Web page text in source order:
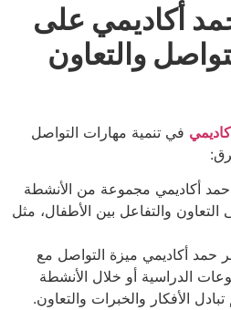
أكاديمي على
والتعاون
في تنمية مهارات التواصل
حمد أكاديمي مجموعة من الأنشطة
التعاون والتفاعل بين الأطفال، مثل
حمد أكاديمي ميزة التواصل مع
الدراسية أو خلال الأنشطة
الأفكار والخبرات والتعاون.